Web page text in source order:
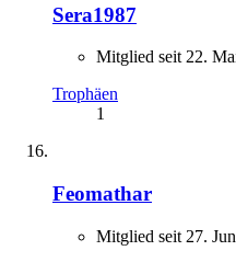
Sera1987
Mitglied seit 22.
Trophäen
1
Feomathar
Mitglied seit 27.